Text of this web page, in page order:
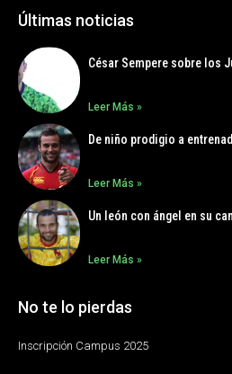
Últimas noticias
César Sempere sobre los
Leer Más »
De niño prodigio a
Leer Más »
Un león con ángel en su
Leer Más »
No te lo pierdas
Inscripción Campus 2025